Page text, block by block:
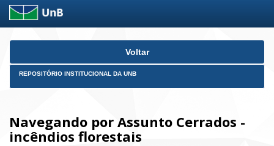
Skip
Voltar
REPOSITÓRIO INSTITUCIONAL DA UNB
Navegando por Assunto Cerrados -
incêndios florestais